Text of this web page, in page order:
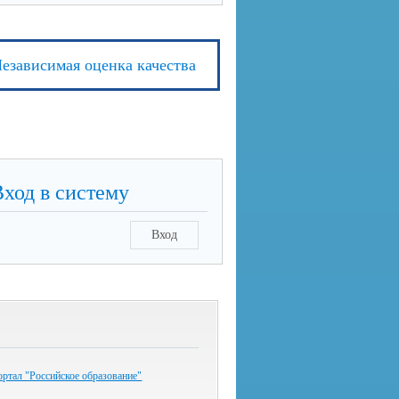
оценка качества
в систему
Вход
"Российское образование"